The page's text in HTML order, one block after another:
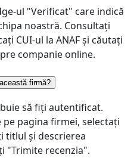
ul "Verificat" care indică
noastră. Consultați
CUI-ul la ANAF și căutați
companie online.
firmă?
să fiți autentificat.
pe pagina firmei, selectați
titlul și descrierea
"Trimite recenzia".